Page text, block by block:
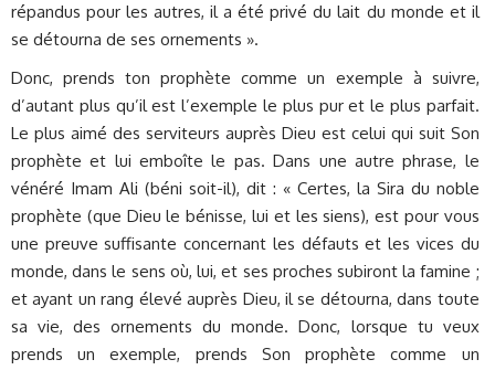
répandus pour les autres, il a été privé du lait du monde et il
se détourna de ses ornements ».
Donc, prends ton prophète comme un exemple à suivre,
d’autant plus qu’il est l’exemple le plus pur et le plus parfait.
Le plus aimé des serviteurs auprès Dieu est celui qui suit Son
prophète et lui emboîte le pas. Dans une autre phrase, le
vénéré Imam Ali (béni soit-il), dit : « Certes, la Sira du noble
prophète (que Dieu le bénisse, lui et les siens), est pour vous
une preuve suffisante concernant les défauts et les vices du
monde, dans le sens où, lui, et ses proches subiront la famine ;
et ayant un rang élevé auprès Dieu, il se détourna, dans toute
sa vie, des ornements du monde. Donc, lorsque tu veux
prends un exemple, prends Son prophète comme un